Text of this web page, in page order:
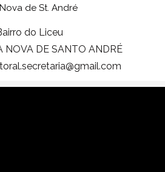
de St. André
do Liceu
NOVA DE SANTO ANDRÉ